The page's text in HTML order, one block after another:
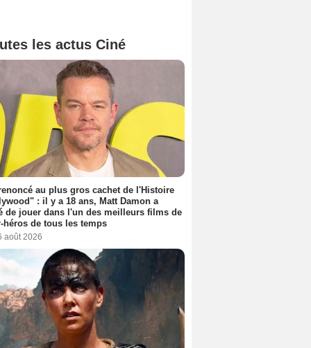
les actus Ciné
au plus gros cachet de l'Histoire
: il y a 18 ans, Matt Damon a
de jouer dans l'un des meilleurs films de
héros de tous les temps
août 2026